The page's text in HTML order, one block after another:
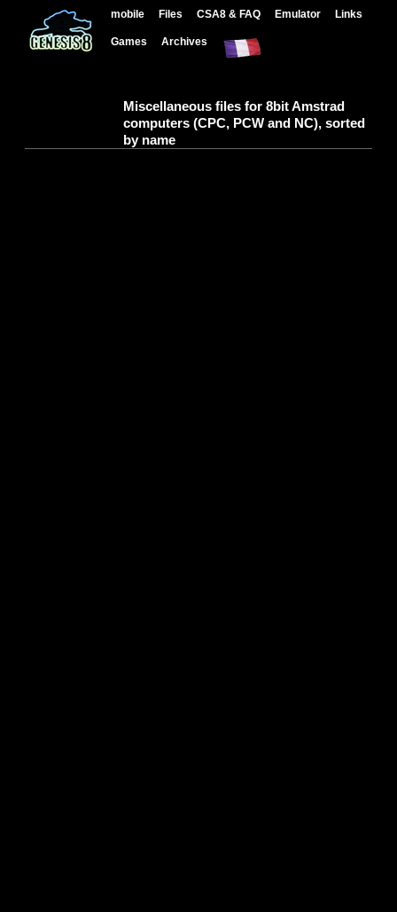
mobile Files CSA8 & FAQ Emulator Links
Games Archives
Miscellaneous files for 8bit Amstrad
computers (CPC, PCW and NC), sorted
by name